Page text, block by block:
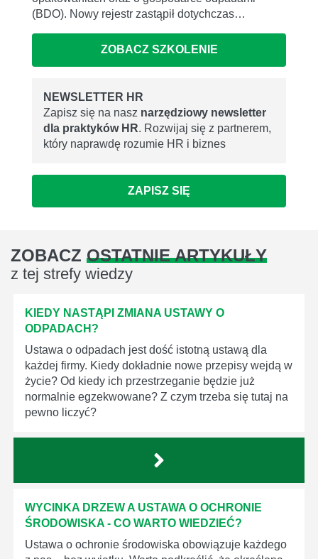
(BDO). Nowy rejestr zastąpił dotychczas…
ZOBACZ SZKOLENIE
NEWSLETTER HR
Zapisz się na nasz narzędziowy newsletter
dla praktyków HR. Rozwijaj się z partnerem,
który naprawdę rozumie HR i biznes
ZAPISZ SIĘ
ZOBACZ OSTATNIE ARTYKUŁY
z tej strefy wiedzy
KIEDY NASTĄPI ZMIANA USTAWY O
ODPADACH?
Ustawa o odpadach jest dość istotną ustawą dla
każdej firmy. Kiedy dokładnie nowe przepisy wejdą w
życie? Od kiedy ich przestrzeganie będzie już
normalnie egzekwowane? Z czym trzeba się tutaj na
pewno liczyć?
WYCINKA DRZEW A USTAWA O OCHRONIE
ŚRODOWISKA - CO WARTO WIEDZIEĆ?
Ustawa o ochronie środowiska obowiązuje każdego